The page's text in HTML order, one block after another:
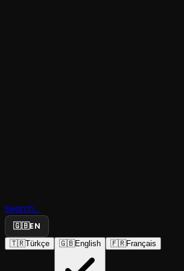
Search...
🇬🇧EN
🇹🇷Türkçe 🇬🇧English 🇫🇷Français